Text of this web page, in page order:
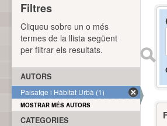
Filtres
Cliqueu sobre un o més
termes de la llista següent
per filtrar els resultats.
AUTORS
Paisatge i Hàbitat Urbà (1)
MOSTRAR MÉS AUTORS
CATEGORIES